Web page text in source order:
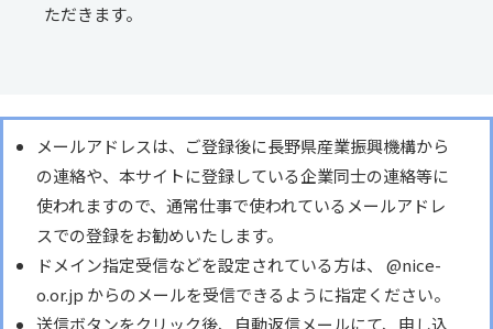
ただきます。
メールアドレスは、ご登録後に長野県産業振興機構から
の連絡や、本サイトに登録している企業同士の連絡等に
使われますので、通常仕事で使われているメールアドレ
スでの登録をお勧めいたします。
ドメイン指定受信などを設定されている方は、 @nice-
o.or.jp からのメールを受信できるように指定ください。
送信ボタンをクリック後、自動返信メールにて、申し込